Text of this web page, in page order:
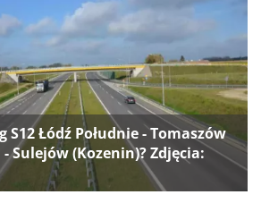
S12 Łódź Południe - Tomaszów
Sulejów (Kozenin)? Zdjęcia: